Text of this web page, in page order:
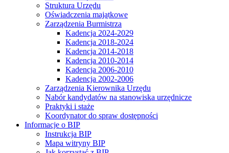
Struktura Urzędu
Oświadczenia majątkowe
Zarządzenia Burmistrza
Kadencja 2024-2029
Kadencja 2018-2024
Kadencja 2014-2018
Kadencja 2010-2014
Kadencja 2006-2010
Kadencja 2002-2006
Zarządzenia Kierownika Urzędu
Nabór kandydatów na stanowiska urzędnicze
Praktyki i staże
Koordynator do spraw dostępności
Informacje o BIP
Instrukcja BIP
Mapa witryny BIP